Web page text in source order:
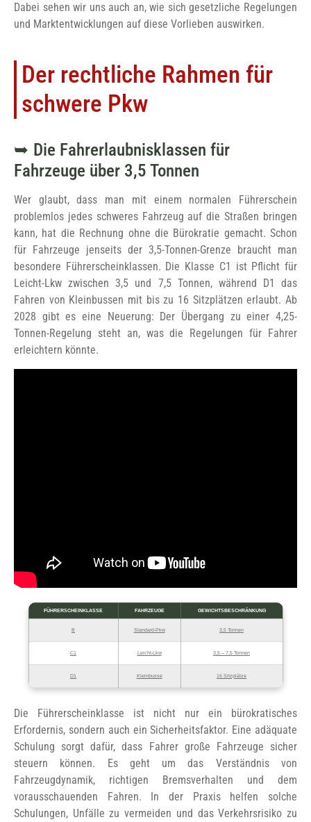
Dabei sehen wir uns auch an, wie sich gesetzliche Regelungen
und Marktentwicklungen auf diese Vorlieben auswirken.
Der rechtliche Rahmen für
schwere Pkw
Die Fahrerlaubnisklassen für
Fahrzeuge über 3,5 Tonnen
Wer glaubt, dass man mit einem normalen Führerschein
problemlos jedes schweres Fahrzeug auf die Straßen bringen
kann, hat die Rechnung ohne die Bürokratie gemacht. Schon
für Fahrzeuge jenseits der 3,5-Tonnen-Grenze braucht man
besondere Führerscheinklassen. Die Klasse C1 ist Pflicht für
Leicht-Lkw zwischen 3,5 und 7,5 Tonnen, während D1 das
Fahren von Kleinbussen mit bis zu 16 Sitzplätzen erlaubt. Ab
2028 gibt es eine Neuerung: Der Übergang zu einer 4,25-
Tonnen-Regelung steht an, was die Regelungen für Fahrer
erleichtern könnte.
FÜHRERSCHEINKLASSE FAHRZEUGE GEWICHTSBESCHRÄNKUNG
B Standard-Pkw 3,5 Tonnen
C1 Leicht-Lkw 3,5 – 7,5 Tonnen
D1 Kleinbusse 16 Sitzplätze
Die Führerscheinklasse ist nicht nur ein bürokratisches
Erfordernis, sondern auch ein Sicherheitsfaktor. Eine adäquate
Schulung sorgt dafür, dass Fahrer große Fahrzeuge sicher
steuern können. Es geht um das Verständnis von
Fahrzeugdynamik, richtigen Bremsverhalten und dem
vorausschauenden Fahren. In der Praxis helfen solche
Schulungen, Unfälle zu vermeiden und das Verkehrsrisiko zu